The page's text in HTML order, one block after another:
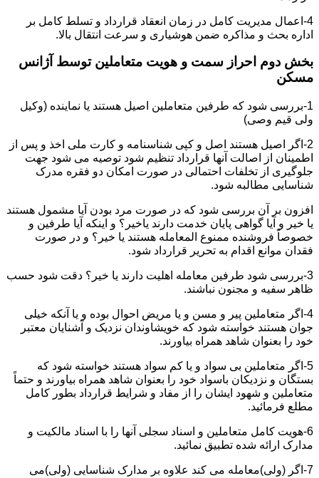
4-اعمال مدیریت کامل در زمان انعقاد قرارداد و تسلط کامل بر
اداره بحث و مذاکره ضمن هوشیاری و سرعت انتقال بالا.
بخش دوم احراز سمت و هویت متعاملین توسط آژانس
مسکن
1-بررسی شود که طرفین متعاملین اصیل هستند یا نماینده (وکیل
ولی قیم وصی)
2-اگر اصیل هستند اصل و کپی شناسنامه و کارت ملی اخذ و پس از
اطمینان از اصالت آنها قرارداد تنظیم شود توصیه می شود جهت
جلوگیری از تخلفات احتمالی در صورت امکان دو فقره مدرک
شناسایی مطالبه شود.
افزون بر آن بررسی شود که در صورت مرد بودن آیا مشمول هستند
یا خیر و آیا گواهی پایان خدمت دارند یاخیر؟ و اینکه آیا طرفین و
خصوصاً فروشنده ممنوع المعامله هستند یا خیر؟ و در صورت
فقدان موانع اقدام به تحریر قرارداد شود.
3-بررسی شود طرفین معامله اهلیت دارند یا خیر؟ دقت شود حسب
ظاهر سفیه و مجنون نباشند.
4-اگر متعاملین پیر و مسن و یا مریض احوال بوده و یا آنکه خیلی
جوان هستند خواسته شود که خویشاوندان نزدیک و آشنایان معتبر
خود را بعنوان شاهد همراه بیاورند.
5-اگر متعاملین بی سواد و یا کم سواد هستند خواسته شود که
بستگان و نزدیکان باسواد خود را بعنوان شاهد همراه بیاورند و حتماً
متعاملین و شهود ایشان را از مفاد و شرایط قرارداد بطور کامل
مطلع فرمائید.
6-هویت کامل متعاملین و اسناد سجلی آنها را با اسناد مالکیت و
مدارک ارائه شده تطبیق نمائید.
7-اگر (ولی)معامله می کند علاوه بر مدارک شناسایی (ولی)می